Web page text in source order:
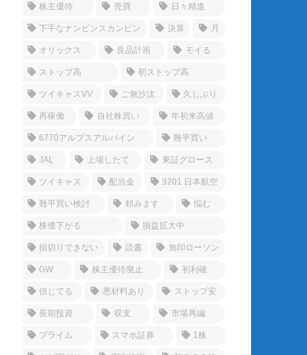
株主優待 売買 日々精進
下手なナンピンスカンピン 決算 月
オリックス 良品計画 モイる
ストップ高 初ストップ高
ツイキャスVV ご無沙汰 久しぶり
再稼働 自社株買い 年初来高値
6770アルプスアルパイン 難平買い
JAL 上場したて 東証グロース
ツイキャス 配当金 9201 日本航空
難平買い検討 頼みます 悩む
株価下がる 損益拡大中
損切りできない 読書 無印ローソン
GW 株主優待廃止 初利確
信じてる 悪材料あり ストップ安
長期投資 収支 市場再編
プライム スマホ証券 1株